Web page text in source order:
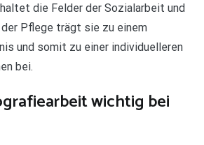
die Felder der Sozialarbeit und
Pflege trägt sie zu einem
und somit zu einer individuelleren
bei.
wichtig bei